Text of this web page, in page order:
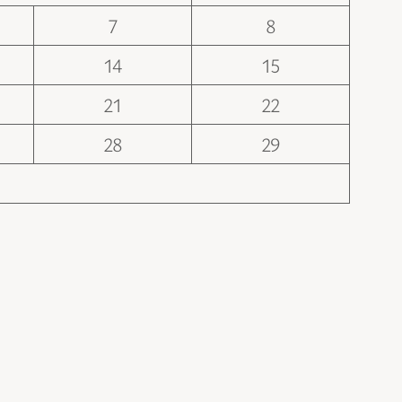
7
8
14
15
21
22
28
29